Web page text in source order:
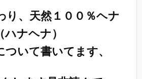
り、天然１００％ヘナ
（ハナヘナ）
いて書いてます、